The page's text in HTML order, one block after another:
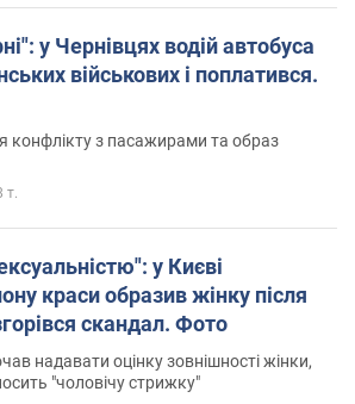
у Чернівцях водій автобуса
військових і поплатився.
конфлікту з пасажирами та образ
т.
у Києві
краси образив жінку після
скандал. Фото
надавати оцінку зовнішності жінки,
"чоловічу стрижку"